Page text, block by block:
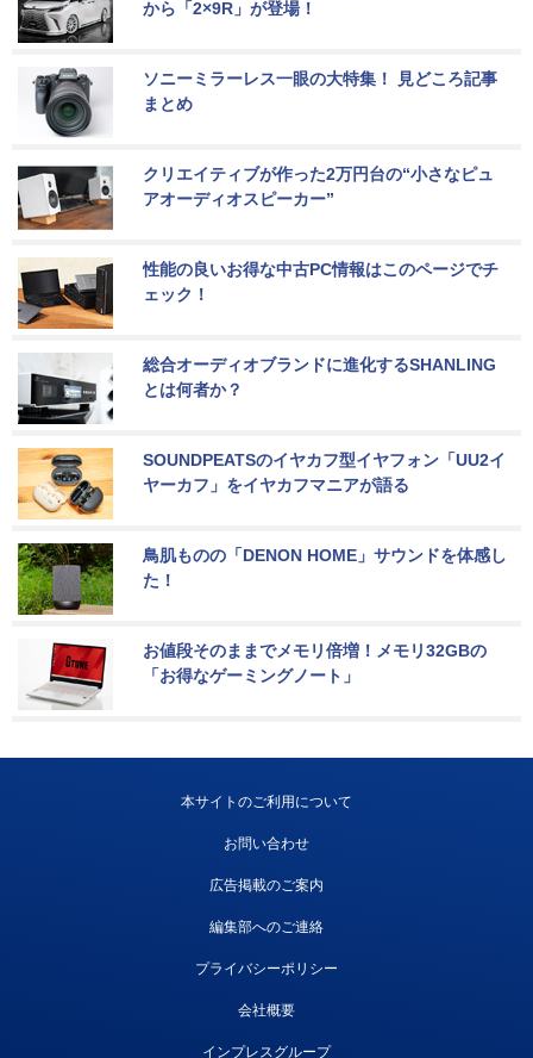
から「2×9R」が登場！
ソニーミラーレス一眼の大特集！ 見どころ記事
まとめ
クリエイティブが作った2万円台の“小さなピュ
アオーディオスピーカー”
性能の良いお得な中古PC情報はこのページでチ
ェック！
総合オーディオブランドに進化するSHANLING
とは何者か？
SOUNDPEATSのイヤカフ型イヤフォン「UU2イ
ヤーカフ」をイヤカフマニアが語る
鳥肌ものの「DENON HOME」サウンドを体感し
た！
お値段そのままでメモリ倍増！メモリ32GBの
「お得なゲーミングノート」
本サイトのご利用について
お問い合わせ
広告掲載のご案内
編集部へのご連絡
プライバシーポリシー
会社概要
インプレスグループ